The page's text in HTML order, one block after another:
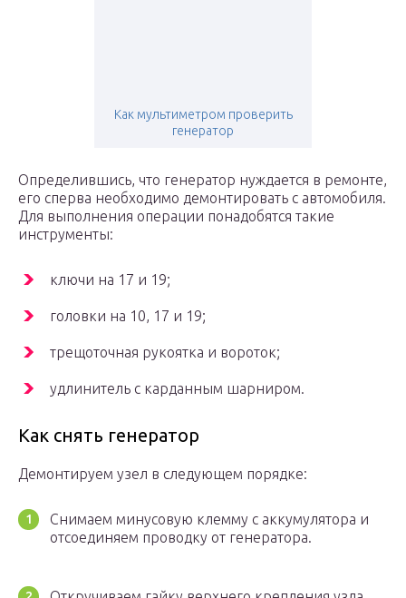
Как мультиметром проверить
генератор
Определившись, что генератор нуждается в ремонте,
его сперва необходимо демонтировать с автомобиля.
Для выполнения операции понадобятся такие
инструменты:
ключи на 17 и 19;
головки на 10, 17 и 19;
трещоточная рукоятка и вороток;
удлинитель с карданным шарниром.
Как снять генератор
Демонтируем узел в следующем порядке:
Снимаем минусовую клемму с аккумулятора и
отсоединяем проводку от генератора.